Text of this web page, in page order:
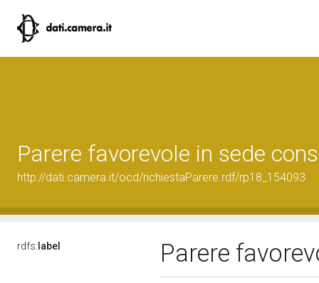
Parere favorevole in sede
http://dati.camera.it/ocd/richiestaParere.rdf/rp18_154093
rdfs: label Parere